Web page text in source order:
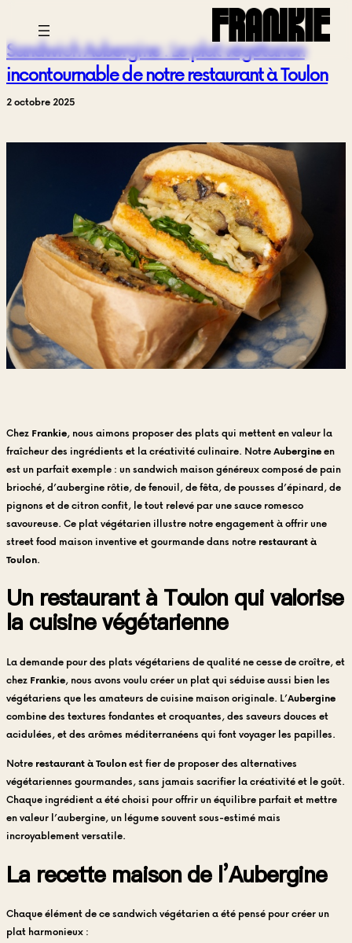
contenu
Sandwich Aubergine : Le plat végétarien
incontournable de notre restaurant à Toulon
2 octobre 2025
Chez Frankie, nous aimons proposer des plats qui mettent en valeur la
fraîcheur des ingrédients et la créativité culinaire. NotreAubergineen
est un parfait exemple : un sandwich maison généreux composé de pain
brioché, d’aubergine rôtie, de fenouil, de fêta, de pousses d’épinard, de
pignons et de citron confit, le tout relevé par une sauce romesco
savoureuse. Ce plat végétarien illustre notre engagement à offrir une
street food maison inventive et gourmande dans notre restaurant à
Toulon.
Un restaurant à Toulon qui valorise
la cuisine végétarienne
La demande pour des plats végétariens de qualité ne cesse de croître, et
chez Frankie, nous avons voulu créer un plat qui séduise aussi bien les
végétariens que les amateurs de cuisine maison originale. L’Aubergine
combine des textures fondantes et croquantes, des saveurs douces et
acidulées, et des arômes méditerranéens qui font voyager les papilles.
Notre restaurant à Toulonest fier de proposer des alternatives
végétariennes gourmandes, sans jamais sacrifier la créativité et le goût.
Chaque ingrédient a été choisi pour offrir un équilibre parfait et mettre
en valeur l’aubergine, un légume souvent sous-estimé mais
incroyablement versatile.
La recette maison de l’Aubergine
Chaque élément de ce sandwich végétarien a été pensé pour créer un
plat harmonieux :